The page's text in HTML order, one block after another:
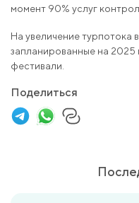
момент 90% услуг
На увеличение турпотока
запланированные на 2025
фестивали.
Поделиться